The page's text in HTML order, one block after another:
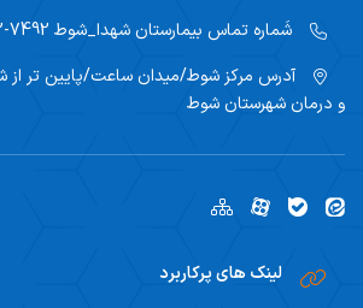
شَماره تماس بیمارستان شهدا_شوط
آدرس مرکز شوط/میدان ساعت/پایین تر از
و درمان شهرستان شوط
لینک های پرکاربرد